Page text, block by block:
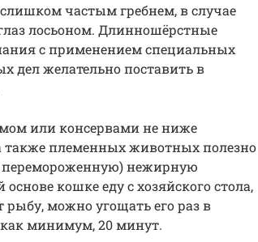
частым гребнем, в случае
лосьоном. Длинношёрстные
с применением специальных
дел желательно поставить в
или консервами не ниже
также племенных животных полезно
перемороженную) нежирную
кошке еду с хозяйского стола,
можно угощать его раз в
минимум, 20 минут.